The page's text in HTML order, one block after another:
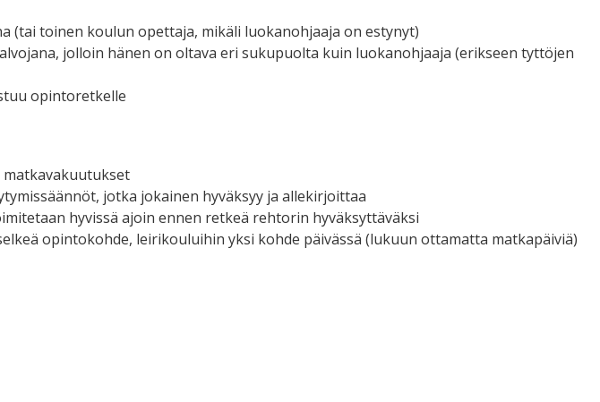
(tai toinen koulun opettaja, mikäli luokanohjaaja on estynyt)
jolloin hänen on oltava eri sukupuolta kuin luokanohjaaja (erikseen tyttöjen
opintoretkelle
jotka jokainen hyväksyy ja allekirjoittaa
hyvissä ajoin ennen retkeä rehtorin hyväksyttäväksi
opintokohde, leirikouluihin yksi kohde päivässä (lukuun ottamatta matkapäiviä)